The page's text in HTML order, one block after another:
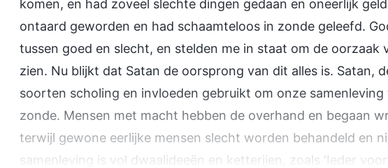
komen, en had zoveel slechte dingen gedaan en oneerlijk
ontaard geworden en had schaamteloos in zonde geleefd.
tussen goed en slecht, en stelden me in staat om de
zien. Nu blijkt dat Satan de oorsprong van dit alles is. Satan,
soorten scholing en invloeden gebruikt om onze
zonde. Mensen met macht hebben de overhand en begaan
terwijl gewone eerlijke mensen slecht worden behandeld en
samenleving is vol dwaalideeën en ketterijen, zoals ‘Ieder